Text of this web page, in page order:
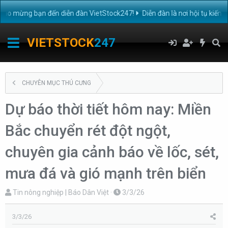
mừng bạn đến diễn đàn VietStock247! Diễn đàn là nơi hội tụ kiến
VIETSTOCK247
CHUYÊN MỤC THÚ CƯNG
Dự báo thời tiết hôm nay: Miền
Bắc chuyển rét đột ngột,
chuyên gia cảnh báo về lốc, sét,
mưa đá và gió mạnh trên biển
T
h
r
Tin nông nghiệp | Báo Dân Việt
N
g
3/3/26
3/3/26